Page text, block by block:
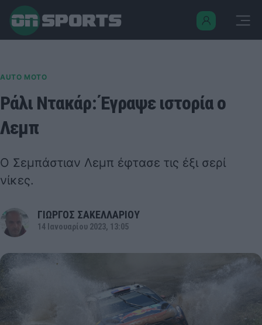
AUTO MOTO
Ράλι Ντακάρ: Έγραψε ιστορία ο
Λεμπ
Ο Σεμπάστιαν Λεμπ έφτασε τις έξι σερί
νίκες.
ΓΙΩΡΓΟΣ ΣΑΚΕΛΛΑΡΙΟΥ
14 Ιανουαρίου 2023, 13:05